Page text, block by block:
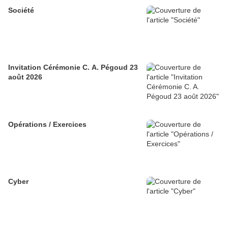
Société
Invitation Cérémonie C. A. Pégoud 23
août 2026
Opérations / Exercices
Cyber